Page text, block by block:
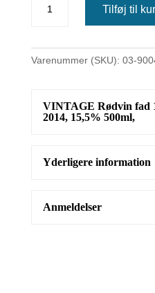
Rødvin
1,
Sort
15,5%
Tilføj til
Varenummer (SKU): 03-
VINTAGE Rødvin fad
2014, 15,5% 500ml,
Yderligere information
Anmeldelser